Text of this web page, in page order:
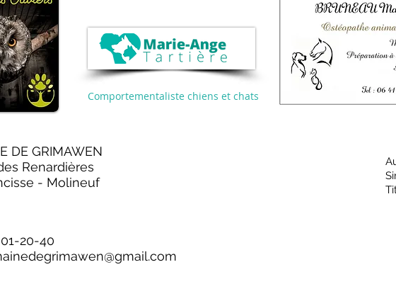
Comportementaliste chiens et chats
DE GRIMAWEN
Renardières
- Molineuf
20-40